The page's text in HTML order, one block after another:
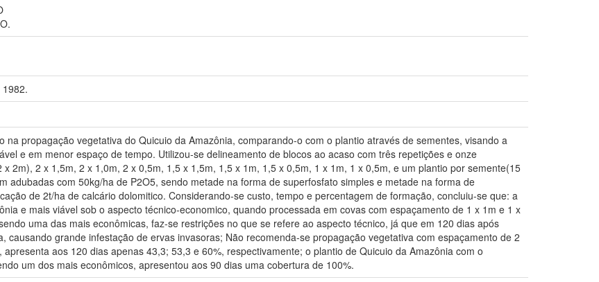
1982.
na propagação vegetativa do Quicuio da Amazônia, comparando-o com o plantio através de sementes, visando a
e em menor espaço de tempo. Utilizou-se delineamento de blocos ao acaso com três repetições e onze
2m), 2 x 1,5m, 2 x 1,0m, 2 x 0,5m, 1,5 x 1,5m, 1,5 x 1m, 1,5 x 0,5m, 1 x 1m, 1 x 0,5m, e um plantio por semente(15
adubadas com 50kg/ha de P2O5, sendo metade na forma de superfosfato simples e metade na forma de
de 2t/ha de calcário dolomitico. Considerando-se custo, tempo e percentagem de formação, concluiu-se que: a
e mais viável sob o aspecto técnico-economico, quando processada em covas com espaçamento de 1 x 1m e 1 x
uma das mais econômicas, faz-se restrições no que se refere ao aspecto técnico, já que em 120 dias após
causando grande infestação de ervas invasoras; Não recomenda-se propagação vegetativa com espaçamento de 2
aos 120 dias apenas 43,3; 53,3 e 60%, respectivamente; o plantio de Quicuio da Amazônia com o
um dos mais econômicos, apresentou aos 90 dias uma cobertura de 100%.